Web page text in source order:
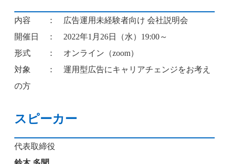
内容 ： 広告運用未経験者向け 会社説明会
開催日 ： 2022年1月26日（水）19:00～
形式 ： オンライン（zoom）
対象 ： 運用型広告にキャリアチェンジをお考え
の方
スピーカー
代表取締役